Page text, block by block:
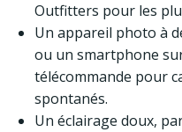
Outfitters pour les
Un appareil photo à
ou un smartphone
télécommande pour
spontanés.
Un éclairage doux,